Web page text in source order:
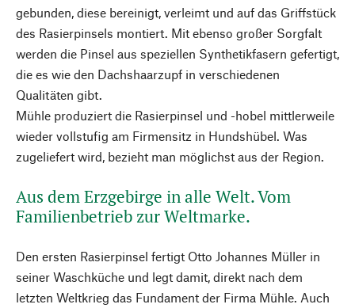
gebunden, diese bereinigt, verleimt und auf das Griffstück
des Rasierpinsels montiert. Mit ebenso großer Sorgfalt
werden die Pinsel aus speziellen Synthetikfasern gefertigt,
die es wie den Dachshaarzupf in verschiedenen
Qualitäten gibt.
Mühle produziert die Rasierpinsel und -hobel mittlerweile
wieder vollstufig am Firmensitz in Hundshübel. Was
zugeliefert wird, bezieht man möglichst aus der Region.
Aus dem Erzgebirge in alle Welt. Vom
Familienbetrieb zur Weltmarke.
Den ersten Rasierpinsel fertigt Otto Johannes Müller in
seiner Waschküche und legt damit, direkt nach dem
letzten Weltkrieg das Fundament der Firma Mühle. Auch